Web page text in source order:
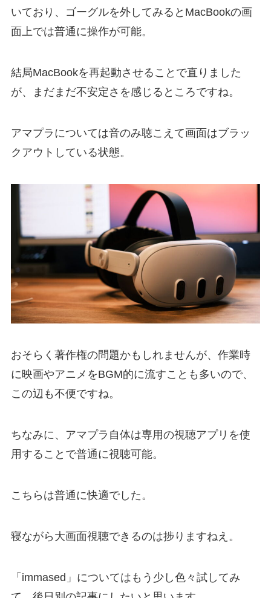
いており、ゴーグルを外してみるとMacBookの画
面上では普通に操作が可能。
結局MacBookを再起動させることで直りました
が、まだまだ不安定さを感じるところですね。
アマプラについては音のみ聴こえて画面はブラッ
クアウトしている状態。
おそらく著作権の問題かもしれませんが、作業時
に映画やアニメをBGM的に流すことも多いので、
この辺も不便ですね。
ちなみに、アマプラ自体は専用の視聴アプリを使
用することで普通に視聴可能。
こちらは普通に快適でした。
寝ながら大画面視聴できるのは捗りますねえ。
「immased」についてはもう少し色々試してみ